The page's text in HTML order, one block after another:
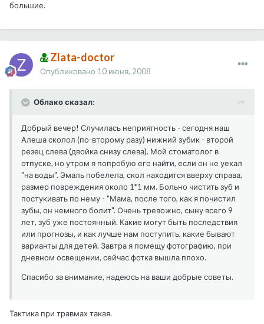
большие.
Zlata-doctor
Опубликовано 10 июня, 2008
Облако сказал:
Добрый вечер! Случилась неприятность - сегодня наш
Алеша сколол (по-второму разу) нижний зубик - второй
резец слева (двойка снизу слева). Мой стоматолог в
отпуске, но утром я попробую его найти, если он не уехал
"на воды". Эмаль побелела, скол находится вверху справа,
размер повреждения около 1*1 мм. Больно чистить зуб и
постукивать по нему - "Мама, после того, как я почистил
зубы, он немного болит". Очень тревожно, сыну всего 9
лет, зуб уже постоянный. Какие могут быть последствия
или прогнозы, и как лучше нам поступить, какие бывают
варианты для детей. Завтра я помещу фотографию, при
дневном освещении, сейчас фотка вышла плохо.
Спасибо за внимание, надеюсь на ваши добрые советы.
Тактика при травмах такая.